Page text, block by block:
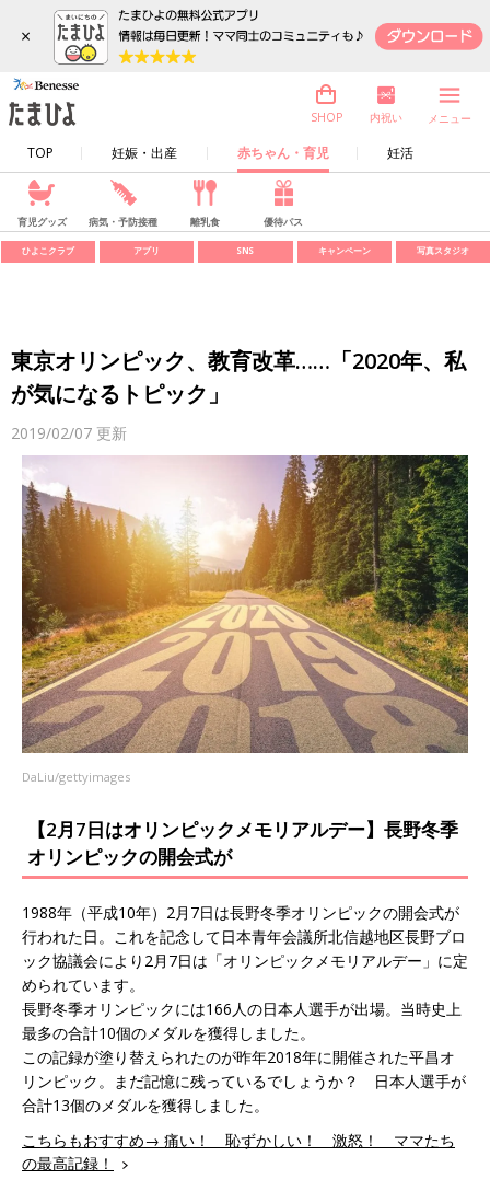
×
TOP 妊娠・出産 赤ちゃん・育児 妊活
SHOP 内祝い メニュー
育児グッズ 病気・予防接種 離乳食 優待パス
ひよこクラブ アプリ SNS キャンペーン 写真スタジオ
東京オリンピック、教育改革……「2020年、私
が気になるトピック」
2019/02/07 更新
DaLiu/gettyimages
【2月7日はオリンピックメモリアルデー】長野冬季
オリンピックの開会式が
1988年（平成10年）2月7日は長野冬季オリンピックの開会式が
行われた日。これを記念して日本青年会議所北信越地区長野ブロ
ック協議会により2月7日は「オリンピックメモリアルデー」に定
められています。
長野冬季オリンピックには166人の日本人選手が出場。当時史上
最多の合計10個のメダルを獲得しました。
この記録が塗り替えられたのが昨年2018年に開催された平昌オ
リンピック。まだ記憶に残っているでしょうか？ 日本人選手が
合計13個のメダルを獲得しました。
こちらもおすすめ→ 痛い！ 恥ずかしい！ 激怒！ ママたち
の最高記録！